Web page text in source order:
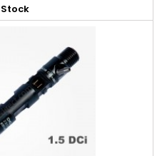
Stock